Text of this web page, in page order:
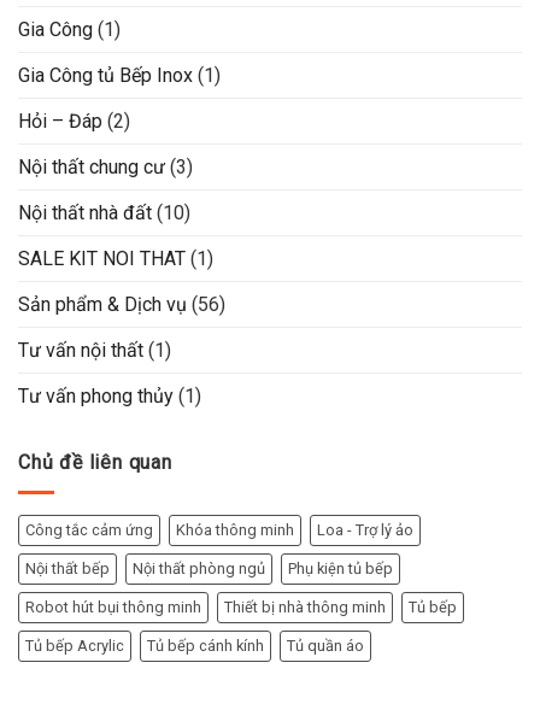
Gia Công (1)
Gia Công tủ Bếp Inox (1)
Hỏi – Đáp (2)
Nội thất chung cư (3)
Nội thất nhà đất (10)
SALE KIT NOI THAT (1)
Sản phẩm & Dịch vụ (56)
Tư vấn nội thất (1)
Tư vấn phong thủy (1)
Chủ đề liên quan
Công tắc cảm ứng Khóa thông minh Loa - Trợ lý ảo
Nội thất bếp Nội thất phòng ngủ Phụ kiện tủ bếp
Robot hút bụi thông minh Thiết bị nhà thông minh Tủ bếp
Tủ bếp Acrylic Tủ bếp cánh kính Tủ quần áo